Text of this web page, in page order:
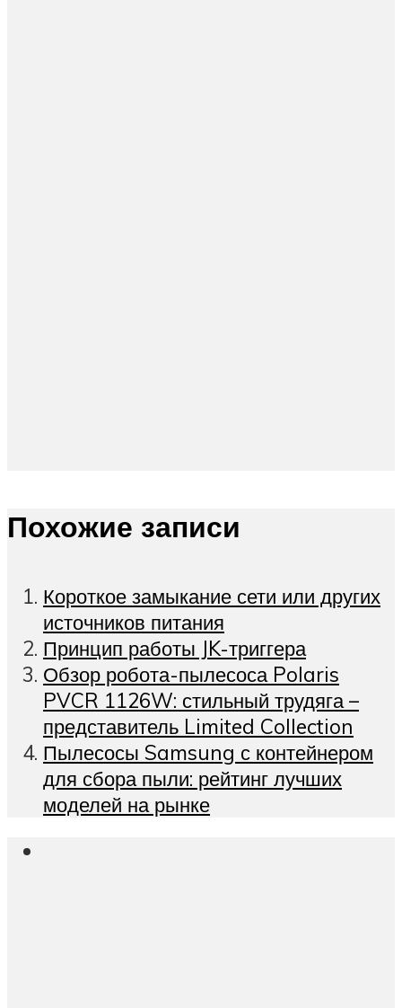
Похожие записи
Короткое замыкание сети или других
источников питания
Принцип работы JK-триггера
Обзор робота-пылесоса Polaris
PVCR 1126W: стильный трудяга –
представитель Limited Collection
Пылесосы Samsung с контейнером
для сбора пыли: рейтинг лучших
моделей на рынке